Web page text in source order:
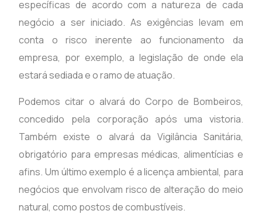
específicas de acordo com a natureza de cada
negócio a ser iniciado. As exigências levam em
conta o risco inerente ao funcionamento da
empresa, por exemplo, a legislação de onde ela
estará sediada e o ramo de atuação.
Podemos citar o alvará do Corpo de Bombeiros,
concedido pela corporação após uma vistoria.
Também existe o alvará da Vigilância Sanitária,
obrigatório para empresas médicas, alimentícias e
afins. Um último exemplo é a licença ambiental, para
negócios que envolvam risco de alteração do meio
natural, como postos de combustíveis.